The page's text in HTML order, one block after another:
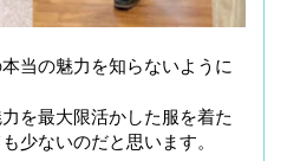
当の魅力を知らないように
を最大限活かした服を着た
少ないのだと思います。